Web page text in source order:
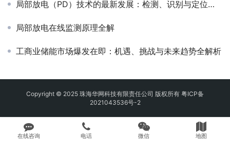
局部放电（PD）技术的最新发展：检测、识别与定位方法
局部放电在线监测原理全解
工商业储能市场爆发在即：机遇、挑战与未来趋势全解析
Copyright © 2025 珠海华网科技有限责任公司 版权所有 粤ICP备
2021043536号-2
在线咨询 电话 微信 地图